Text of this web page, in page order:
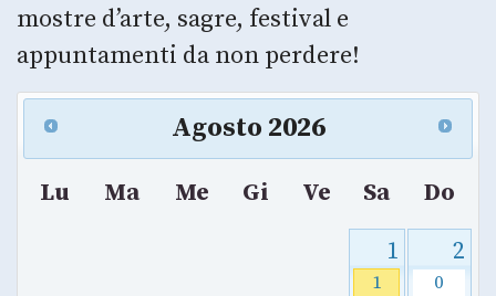
mostre d’arte, sagre, festival e
appuntamenti da non perdere!
Agosto 2026
Lu Ma Me Gi Ve Sa
Do
1
1
2
0